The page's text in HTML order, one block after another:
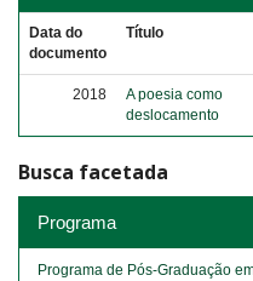
Data do
documento
Título
2018
A poesia como
deslocamento
Busca facetada
Programa
Programa de Pós-Graduação em